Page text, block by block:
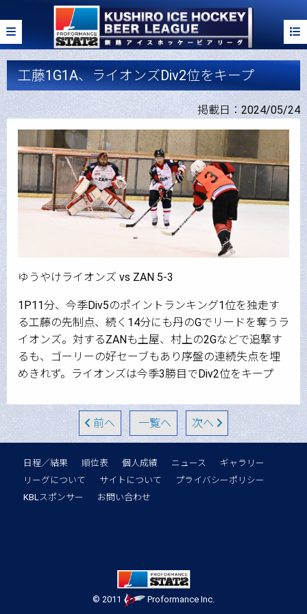
工藤1G1A、ライオンズDiv2位をキープ
掲載日：2024/05/24
ゆうやけライオンズ vs ZAN 5-3
1P11分、今季Div5のポイントランキング1位を独走す
る工藤の先制点、続く14分にも丹のGでリードを奪うラ
イオンズ。対するZANも土屋、村上の2Gなどで追撃す
るも、ゴーリーの好セーブもあり序盤の連続失点を埋
めきれず。ライオンズは今季3勝目でDiv2位をキープ
前へ 一覧へ 次へ
日程／結果 順位表 個人成績 ニュース
ギャラリー
リーグについて
サイトについて
プライバシーポリシー
KBLスポンサー
お問い合わせ
© 2011 Proformance Inc.